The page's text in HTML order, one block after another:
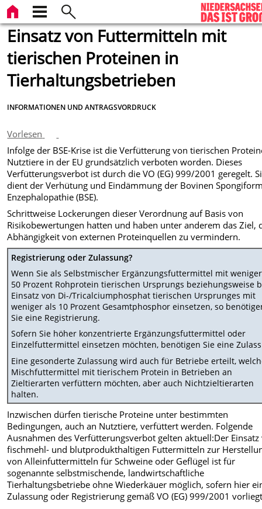
Einsatz von Futtermitteln mit
tierischen Proteinen in
Tierhaltungsbetrieben
INFORMATIONEN UND ANTRAGSVORDRUCK
Vorlesen
Infolge der BSE-Krise ist die Verfütterung von tierischen
Nutztiere in der EU grundsätzlich verboten worden. Dieses
Verfütterungsverbot ist durch die VO (EG) 999/2001 geregelt.
dient der Verhütung und Eindämmung der Bovinen
Enzephalopathie (BSE).
Schrittweise Lockerungen dieser Verordnung auf Basis von
Risikobewertungen hatten und haben unter anderem das Ziel,
Abhängigkeit von externen Proteinquellen zu vermindern.
Registrierung oder Zulassung?
Wenn Sie als Selbstmischer Ergänzungsfuttermittel mit
50 Prozent Rohprotein tierischen Ursprungs beziehungsweise
Einsatz von Di-/Tricalciumphosphat tierischen Ursprunges mit
weniger als 10 Prozent Gesamtphosphor einsetzen, so
Sie eine Registrierung.
Sofern Sie höher konzentrierte Ergänzungsfuttermittel oder
Einzelfuttermittel einsetzen möchten, benötigen Sie eine
Eine gesonderte Zulassung wird auch für Betriebe erteilt,
Mischfuttermittel mit tierischem Protein in Betrieben an
Zieltierarten verfüttern möchten, aber auch Nichtzieltierarten
halten.
Inzwischen dürfen tierische Proteine unter bestimmten
Bedingungen, auch an Nutztiere, verfüttert werden. Folgende
Ausnahmen des Verfütterungsverbot gelten aktuell:Der Einsatz
fischmehl- und blutprodukthaltigen Futtermitteln zur
von Alleinfuttermitteln für Schweine oder Geflügel ist für
sogenannte selbstmischende, landwirtschaftliche
Tierhaltungsbetriebe ohne Wiederkäuer möglich, sofern hier
Zulassung oder Registrierung gemäß VO (EG) 999/2001